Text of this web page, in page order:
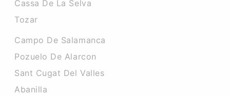
Cassa De La Selva
Tozar
Campo De Salamanca
Pozuelo De Alarcon
Sant Cugat Del Valles
Abanilla